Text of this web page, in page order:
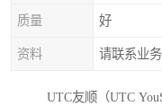
质量 好
资料 请联系业务
UTC友顺（UTC